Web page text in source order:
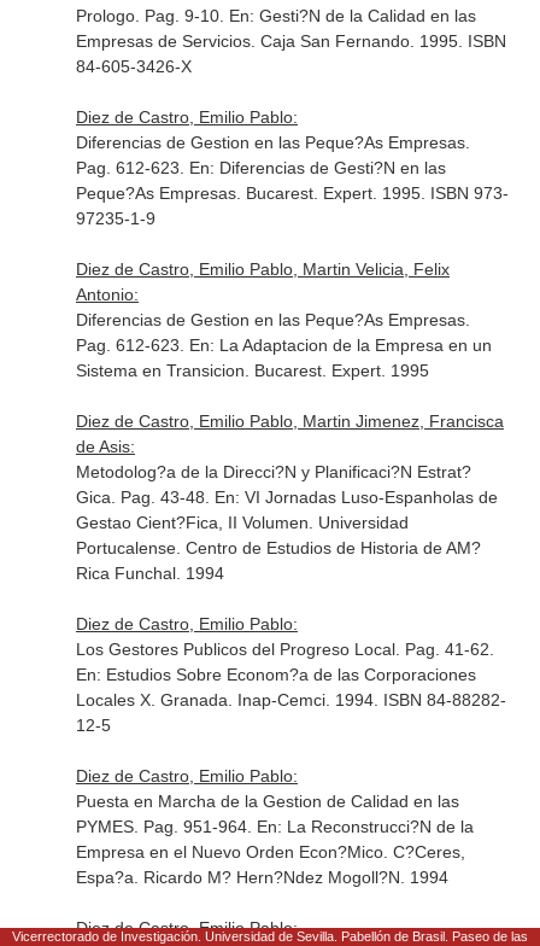
Prologo. Pag. 9-10. En: Gesti?N de la Calidad en las
Empresas de Servicios. Caja San Fernando. 1995. ISBN
84-605-3426-X
Diez de Castro, Emilio Pablo:
Diferencias de Gestion en las Peque?As Empresas.
Pag. 612-623. En: Diferencias de Gesti?N en las
Peque?As Empresas. Bucarest. Expert. 1995. ISBN 973-
97235-1-9
Diez de Castro, Emilio Pablo, Martin Velicia, Felix
Antonio:
Diferencias de Gestion en las Peque?As Empresas.
Pag. 612-623. En: La Adaptacion de la Empresa en un
Sistema en Transicion . Bucarest. Expert. 1995
Diez de Castro, Emilio Pablo, Martin Jimenez, Francisca
de Asis:
Metodolog?a de la Direcci?N y Planificaci?N Estrat?
Gica. Pag. 43-48. En: VI Jornadas Luso-Espanholas de
Gestao Cient?Fica, II Volumen . Universidad
Portucalense. Centro de Estudios de Historia de AM?
Rica Funchal. 1994
Diez de Castro, Emilio Pablo:
Los Gestores Publicos del Progreso Local. Pag. 41-62.
En: Estudios Sobre Econom?a de las Corporaciones
Locales X. Granada. Inap-Cemci. 1994. ISBN 84-88282-
12-5
Diez de Castro, Emilio Pablo:
Puesta en Marcha de la Gestion de Calidad en las
PYMES. Pag. 951-964. En: La Reconstrucci?N de la
Empresa en el Nuevo Orden Econ?Mico. C?Ceres,
Espa?a. Ricardo M? Hern?Ndez Mogoll?N. 1994
Diez de Castro, Emilio Pablo:
Vicerrectorado de Investigación. Universidad de Sevilla. Pabellón de Brasil. Paseo de las